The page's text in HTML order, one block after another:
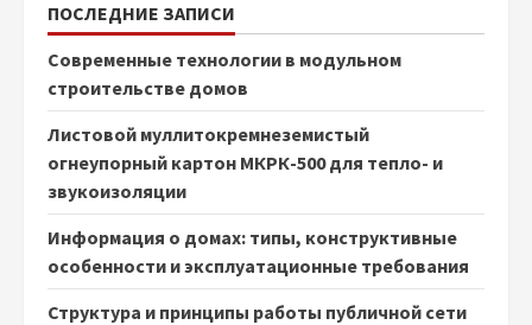
ПОСЛЕДНИЕ ЗАПИСИ
Современные технологии в модульном
строительстве домов
Листовой муллитокремнеземистый
огнеупорный картон МКРК-500 для тепло- и
звукоизоляции
Информация о домах: типы, конструктивные
особенности и эксплуатационные требования
Структура и принципы работы публичной сети